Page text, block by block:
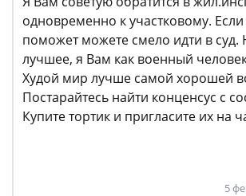
одновременно к участковому. Если
поможет можете смело идти в суд.
лучшее, я Вам как военный
Худой мир лучше самой хорошей
Постарайтесь найти конценсус с
Купите тортик и пригласите их на
5